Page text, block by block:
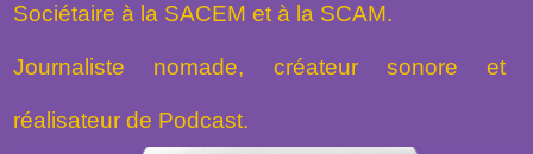
Sociétaire à la SACEM et à la SCAM.
Journaliste nomade, créateur sonore et
réalisateur de Podcast.